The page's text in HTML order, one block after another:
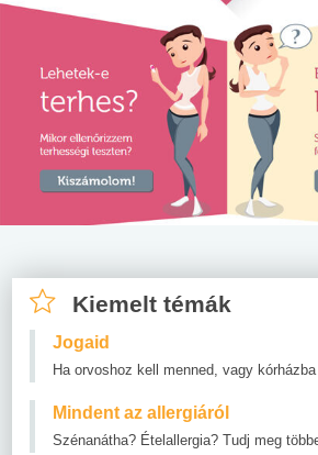
Kiemelt témák
Jogaid
Ha orvoshoz kell menned, vagy
Mindent az allergiáról
Szénanátha? Ételallergia? Tudj meg